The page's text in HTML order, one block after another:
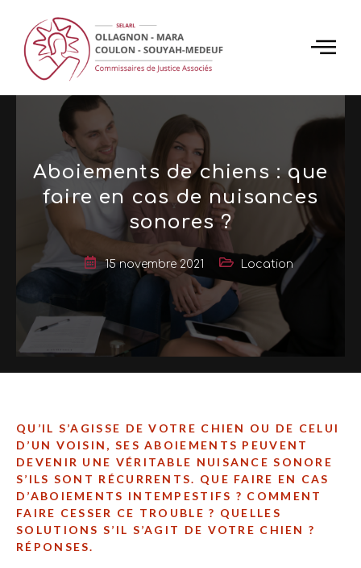
Bienvenue sur WordPress. Ceci est votre premier article.
Modifiez-le ou supprimez-le, puis commencez à écrire !
Aboiements de chiens : que
faire en cas de nuisances
sonores ?
15 novembre 2021 Location
QU’IL S’AGISSE DE VOTRE CHIEN OU DE CELUI
D’UN VOISIN, SES ABOIEMENTS PEUVENT
DEVENIR UNE VÉRITABLE NUISANCE SONORE
S’ILS SONT RÉCURRENTS. QUE FAIRE EN CAS
D’ABOIEMENTS INTEMPESTIFS ? COMMENT
FAIRE CESSER CE TROUBLE ? QUELLES
SOLUTIONS S’IL S’AGIT DE VOTRE CHIEN ?
RÉPONSES.